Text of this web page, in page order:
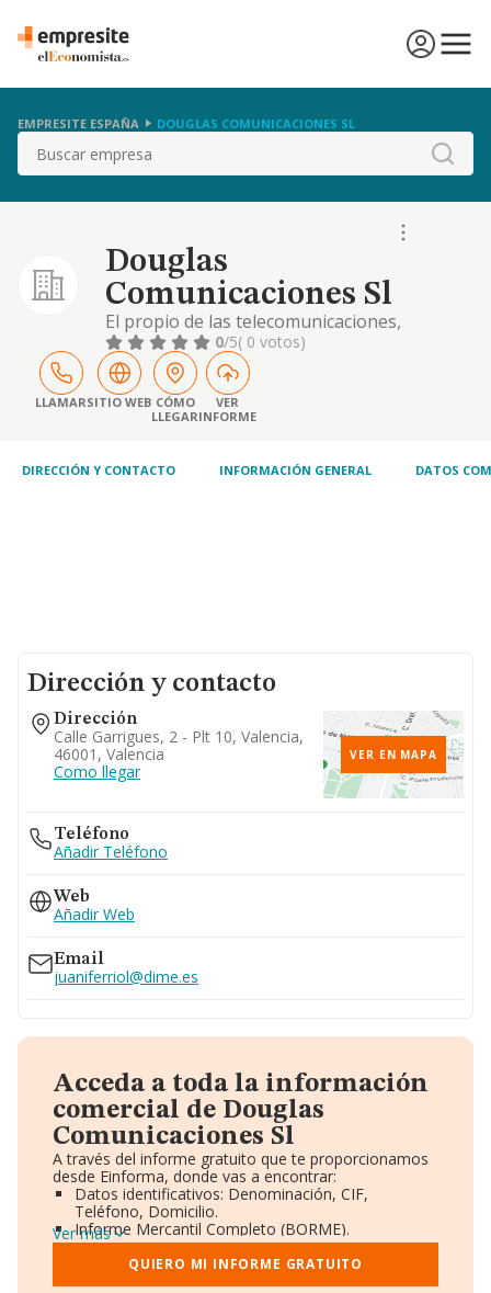
EMPRESITE ESPAÑA DOUGLAS COMUNICACIONES SL
Buscar
Douglas
Comunicaciones Sl
El propio de las telecomunicaciones,
comercio electronico e informatica, mediante
la comercializacion de cualquier producto
propio de dichos ambitos, asi como la
prestacion de aquellos servicios de
instalacion, mantenimi
0/5( 0 votos)
LLAMARSITIO WEB CÓMO
LLEGAR
VER
INFORME
DIRECCIÓN Y CONTACTO INFORMACIÓN GENERAL DATOS
Dirección y contacto
Dirección
Calle Garrigues, 2 - Plt 10, Valencia,
46001, Valencia
Como llegar
VER EN MAPA
Teléfono
Añadir Teléfono
Web
Añadir Web
Email
juaniferriol@dime.es
Acceda a toda la información
comercial de Douglas
Comunicaciones Sl
A través del informe gratuito que te proporcionamos
desde Einforma, donde vas a encontrar:
Datos identificativos: Denominación, CIF,
Teléfono, Domicilio.
Informe Mercantil Completo (BORME).
Gráficos de Evolución Ventas y Empleados.
Consejo de Administración y Administradores.
Directivos y Ejecutivos.
Ver más
QUIERO MI INFORME GRATUITO